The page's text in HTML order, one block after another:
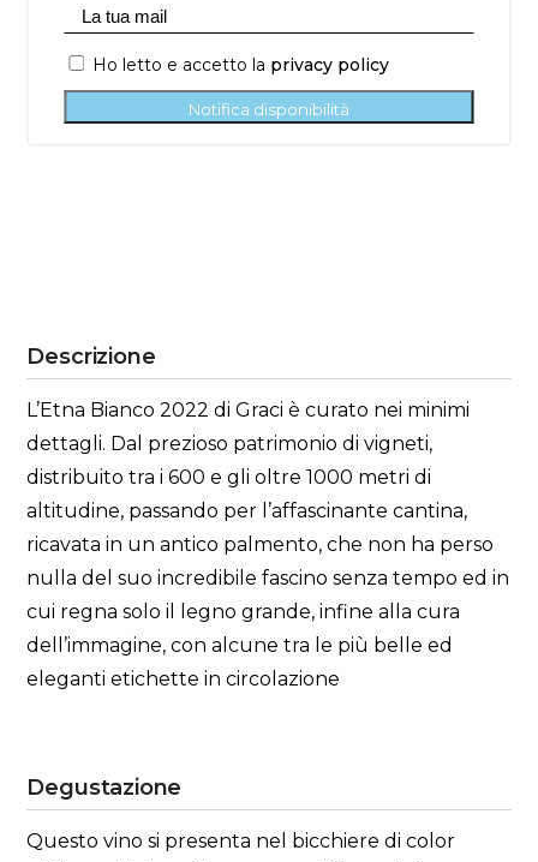
Ho letto e accetto la privacy policy
Notifica disponibilità
Descrizione
L’Etna Bianco 2022 di Graci è curato nei minimi
dettagli. Dal prezioso patrimonio di vigneti,
distribuito tra i 600 e gli oltre 1000 metri di
altitudine, passando per l’affascinante cantina,
ricavata in un antico palmento, che non ha perso
nulla del suo incredibile fascino senza tempo ed in
cui regna solo il legno grande, infine alla cura
dell’immagine, con alcune tra le più belle ed
eleganti etichette in circolazione
Degustazione
Questo vino si presenta nel bicchiere di color